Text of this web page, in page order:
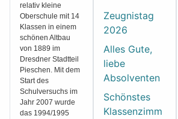
relativ kleine
Oberschule mit 14
Klassen in einem
schönen Altbau
von 1889 im
Dresdner Stadtteil
Pieschen. Mit dem
Start des
Schulversuchs im
Jahr 2007 wurde
das 1994/1995
Zeugnistag
2026
Alles Gute,
liebe
Absolventen
Schönstes
Klassenzimm